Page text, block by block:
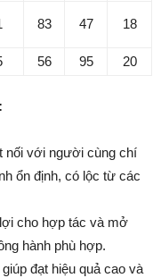
83 47 18
56 95 20
nối với người cùng chí
ổn định, có lộc từ các
cho hợp tác và mở
hành phù hợp.
đạt hiệu quả cao và